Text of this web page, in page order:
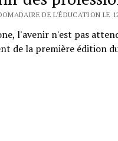
DE L'ÉDUCATION LE
l'avenir n'est pas
de la première édition